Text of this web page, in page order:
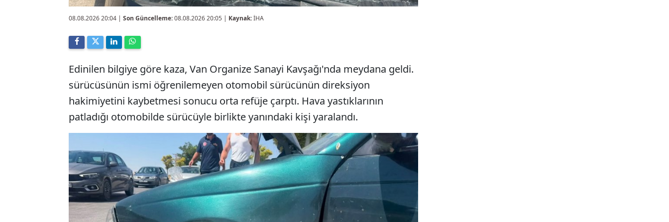
08.08.2026 20:04 | Son Güncelleme:08.08.2026 20:05 | Kaynak:İHA
Edinilen bilgiye göre kaza, Van Organize Sanayi Kavşağı'nda meydana geldi.
sürücüsünün ismi öğrenilemeyen otomobil sürücünün direksiyon
hakimiyetini kaybetmesi sonucu orta refüje çarptı. Hava yastıklarının
patladığı otomobilde sürücüyle birlikte yanındaki kişi yaralandı.